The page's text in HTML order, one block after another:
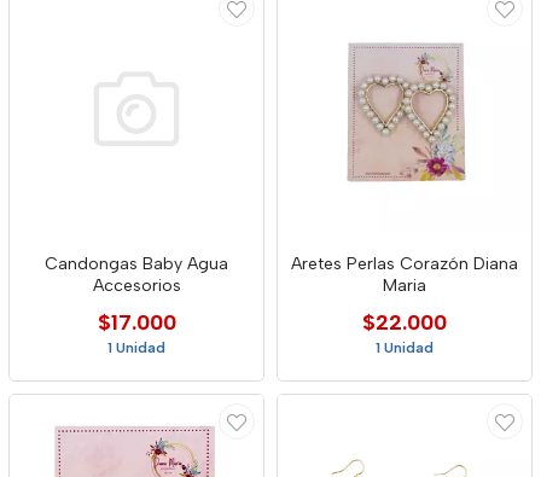
Candongas Baby Agua
Accesorios
$17.000
1 Unidad
Aretes Perlas Corazón Diana
Maria
$22.000
1 Unidad